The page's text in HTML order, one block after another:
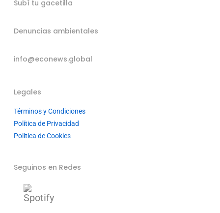
Subí tu gacetilla
Denuncias ambientales
info@econews.global
Legales
Términos y Condiciones
Política de Privacidad
Política de Cookies
Seguinos en Redes